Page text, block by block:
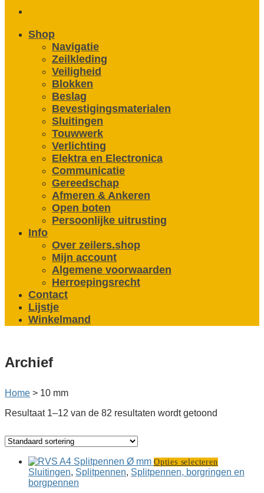
Shop
Navigatie
Zeilkleding
Veiligheid
Blokken
Beslag
Bevestigings­­materialen
Sluitingen
Touwwerk
Verlichting
Elektra en Electronica
Communicatie
Gereedschap
Afmeren & Ankeren
Open boten
Persoonlijke uitrusting
Info
Over zeilers.shop
Mijn account
Algemene voorwaarden
Herroepingsrecht
Contact
Lijstje
Winkelmand
Archief
Home > 10 mm
Resultaat 1–12 van de 82 resultaten wordt getoond
Opties selecterenDit
product
Sluitingen, Splitpennen, Splitpennen, borgringen en
borgpennen